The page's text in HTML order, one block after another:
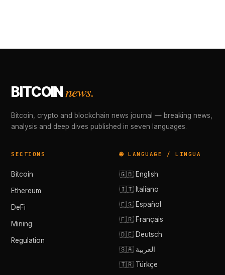
BITCOINnews.
Bitcoin, crypto and blockchain news journal — breaking news,
analysis and deep dives published in seven languages.
SECTIONS
Bitcoin
Ethereum
DeFi
Mining
Regulation
🌐 LANGUAGE / LINGUA
🇬🇧 English
🇮🇹 Italiano
🇪🇸 Español
🇫🇷 Français
🇩🇪 Deutsch
🇸🇦 العربية
🇹🇷 Türkçe